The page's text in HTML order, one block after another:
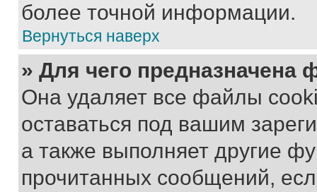
более точной информации.
Вернуться наверх
» Для чего предназначена
Она удаляет все файлы
оставаться под вашим
а также выполняет другие
прочитанных сообщений,